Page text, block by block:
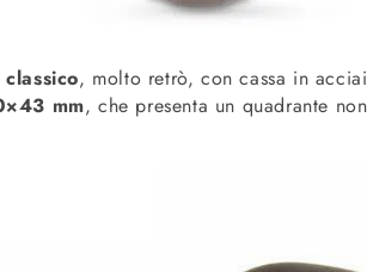
, molto retrò, con cassa in
mm, che presenta un quadrante